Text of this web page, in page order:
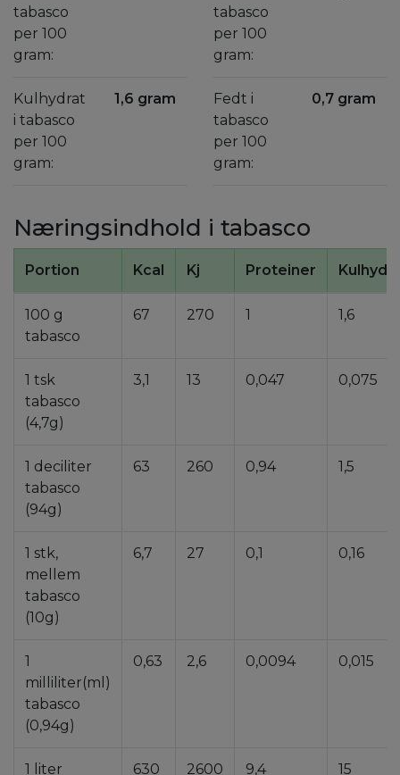
tabasco
per 100
gram:
Kulhydrat
i tabasco
per 100
gram:
1,6 gram
tabasco
per 100
gram:
Fedt i
tabasco
per 100
gram:
0,7 gram
Næringsindhold i tabasco
Portion Kcal Kj Proteiner
100 g
tabasco
67 270 1 1,6
1 tsk
tabasco
(4,7g)
3,1 13 0,047 0,075
1 deciliter
tabasco
(94g)
63 260 0,94 1,5
1 stk,
mellem
tabasco
(10g)
6,7 27 0,1 0,16
1
milliliter(ml)
tabasco
(0,94g)
0,63 2,6 0,0094 0,015
1 liter
630 2600 9,4 15